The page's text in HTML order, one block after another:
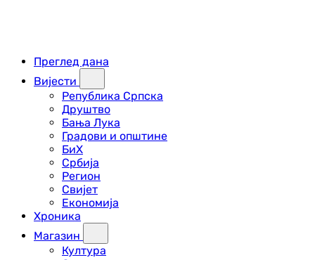
Преглед дана
Вијести
Република Српска
Друштво
Бања Лука
Градови и општине
БиХ
Србија
Регион
Свијет
Економија
Хроника
Магазин
Култура